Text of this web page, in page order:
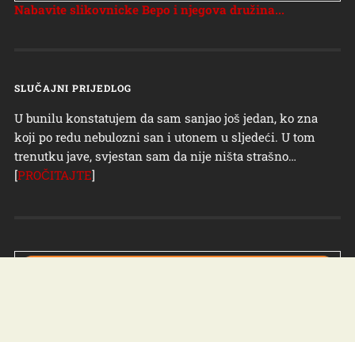
Nabavite slikovnicke Bepo i njegova družina...
SLUČAJNI PRIJEDLOG
U bunilu konstatujem da sam sanjao još jedan, ko zna
koji po redu nebulozni san i utonem u sljedeći. U tom
trenutku jave, svjestan sam da nije ništa strašno…
[PROČITAJTE]